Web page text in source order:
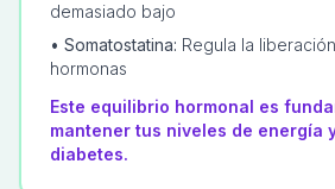
demasiado bajo
• Somatostatina: Regula la
hormonas
Este equilibrio hormonal es
mantener tus niveles de energía
diabetes.